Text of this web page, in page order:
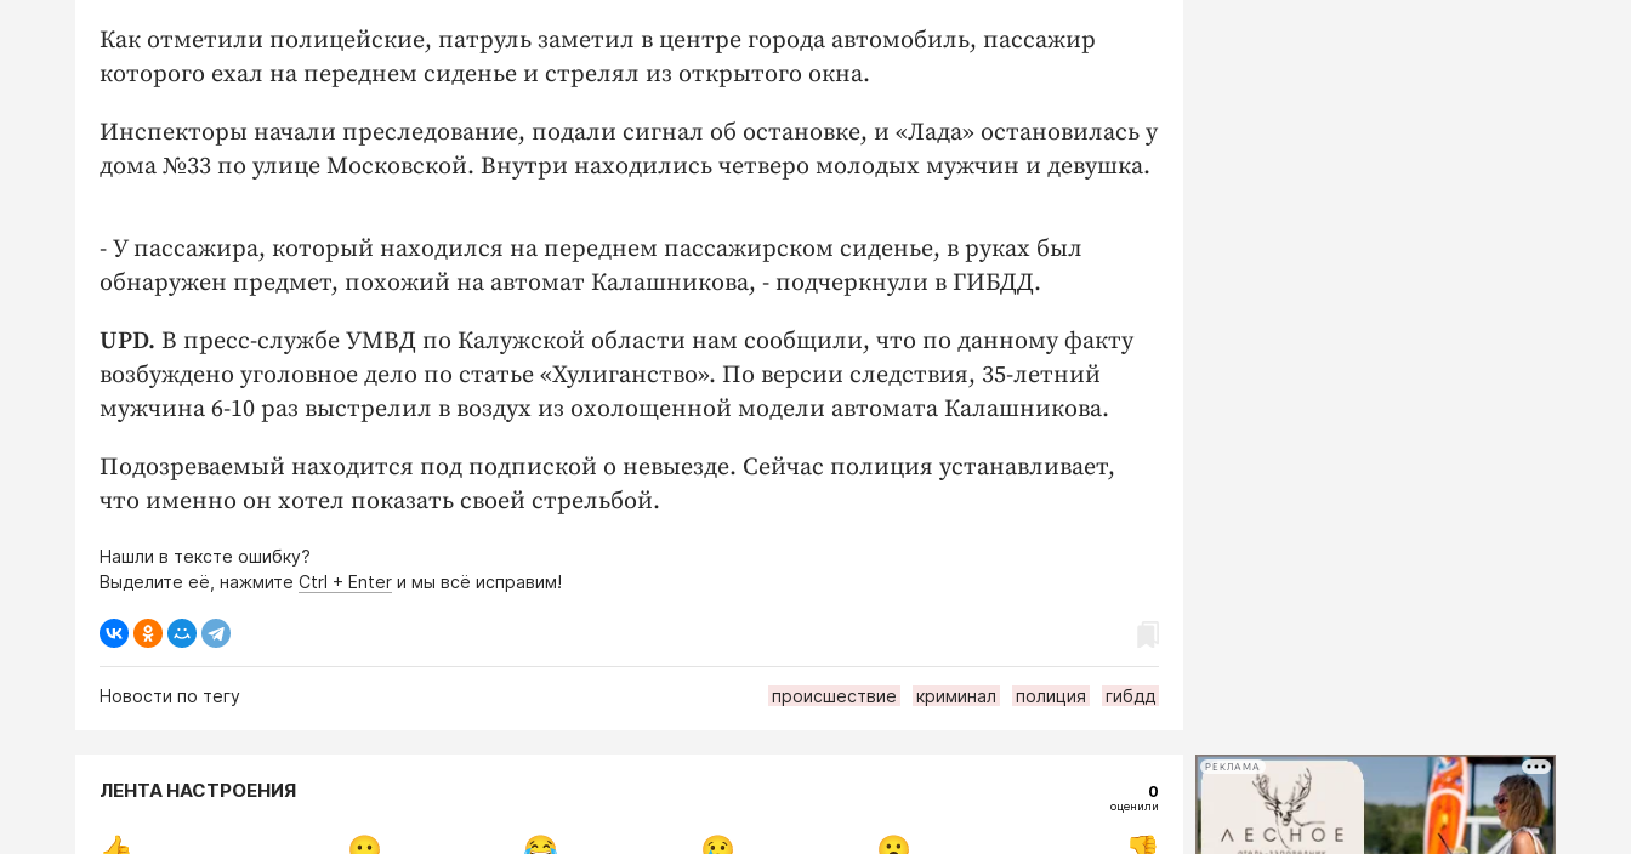
Как отметили полицейские, патруль заметил в центре города автомобиль, пассажир
которого ехал на переднем сиденье и стрелял из открытого окна.
Инспекторы начали преследование, подали сигнал об остановке, и «Лада» остановилась у
дома №33 по улице Московской. Внутри находились четверо молодых мужчин и девушка.
- У пассажира, который находился на переднем пассажирском сиденье, в руках был
обнаружен предмет, похожий на автомат Калашникова, - подчеркнули в ГИБДД.
UPD. В пресс-службе УМВД по Калужской области нам сообщили, что по данному факту
возбуждено уголовное дело по статье «Хулиганство». По версии следствия, 35-летний
мужчина 6-10 раз выстрелил в воздух из охолощенной модели автомата Калашникова.
Подозреваемый находится под подпиской о невыезде. Сейчас полиция устанавливает,
что именно он хотел показать своей стрельбой.
Нашли в тексте ошибку?
Выделите её, нажмите Ctrl + Enter и мы всё исправим!
Новости по тегу происшествие криминал полиция гибдд
ЛЕНТА НАСТРОЕНИЯ 0
оценили
РЕКЛАМА